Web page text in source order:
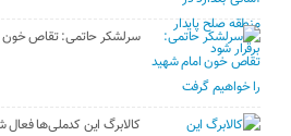
سرلشکر حاتمی: تقاص خون
کالابرگ این کدملی‌ها فعال